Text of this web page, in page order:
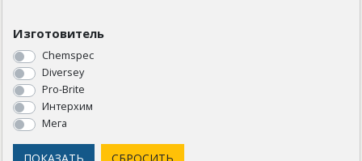
Изготовитель
Chemspec
Diversey
Pro-Brite
Интерхим
Мега